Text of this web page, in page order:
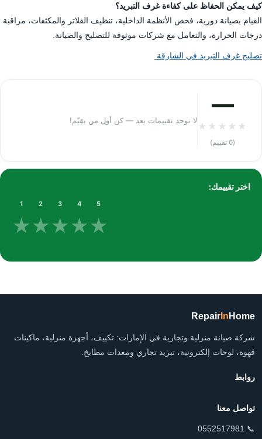
كيف يمكن الحفاظ على كفاءة غرف التبريد؟
القيام بصيانة دورية، فحص الأنظمة الداخلية، تنظيف الفلاتر والمكثفات، مراقبة
درجات الحرارة، والتعامل مع شركات موثوقة للتصليح والصيانة.
تصليح غرف التبريد في الشارقة
—
★
★
★
★
★
(0 تقييم)
لا توجد تقييمات بعد — كن أول من يقيّم!
اختر تقييمك:
1
★
2
★
3
★
4
★
5
★
Repair In Home
شركة صيانة منزلية وتجارية في الإمارات: تكييف، أجهزة منزلية، ماكينات
قهوة، لوحات إلكترونية، تبريد تجاري ومعدات مطابخ.
روابط
تواصل معنا
📞 0552517981